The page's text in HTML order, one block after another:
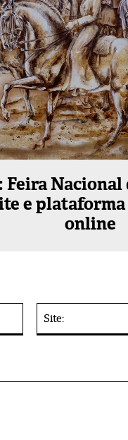
Feira Nacional
e
online
mail:*